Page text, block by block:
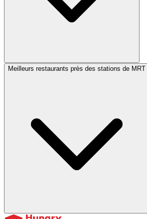
Meilleurs restaurants près des stations de MRT